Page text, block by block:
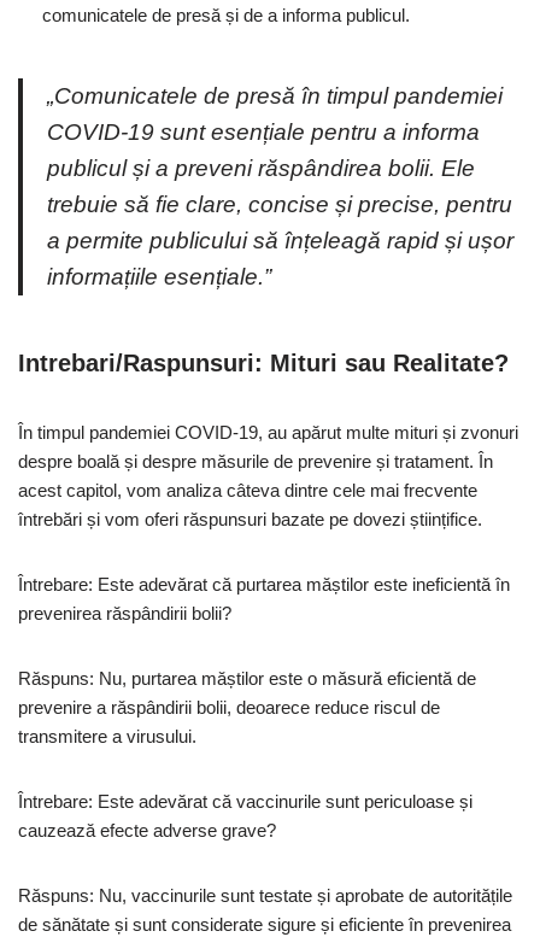
comunicatele de presă și de a informa publicul.
„Comunicatele de presă în timpul pandemiei
COVID-19 sunt esențiale pentru a informa
publicul și a preveni răspândirea bolii. Ele
trebuie să fie clare, concise și precise, pentru
a permite publicului să înțeleagă rapid și ușor
informațiile esențiale.”
Intrebari/Raspunsuri: Mituri sau Realitate?
În timpul pandemiei COVID-19, au apărut multe mituri și zvonuri
despre boală și despre măsurile de prevenire și tratament. În
acest capitol, vom analiza câteva dintre cele mai frecvente
întrebări și vom oferi răspunsuri bazate pe dovezi științifice.
Întrebare: Este adevărat că purtarea măștilor este ineficientă în
prevenirea răspândirii bolii?
Răspuns: Nu, purtarea măștilor este o măsură eficientă de
prevenire a răspândirii bolii, deoarece reduce riscul de
transmitere a virusului.
Întrebare: Este adevărat că vaccinurile sunt periculoase și
cauzează efecte adverse grave?
Răspuns: Nu, vaccinurile sunt testate și aprobate de autoritățile
de sănătate și sunt considerate sigure și eficiente în prevenirea